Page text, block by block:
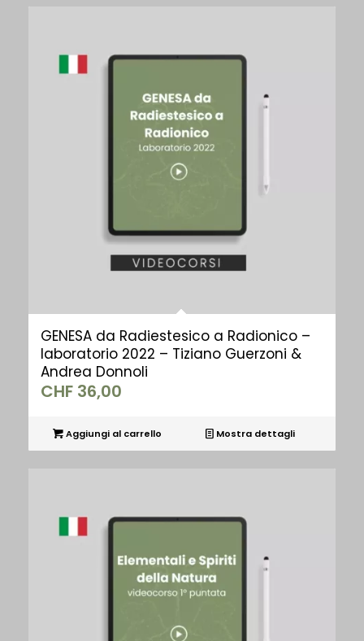
GENESA da Radiestesico a Radionico –
laboratorio 2022 – Tiziano Guerzoni &
Andrea Donnoli
CHF36,00
Aggiungi al carrello Mostra dettagli